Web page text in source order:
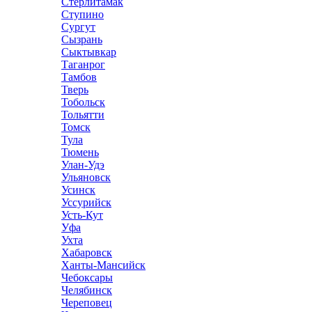
Ступино
Сургут
Сызрань
Сыктывкар
Таганрог
Тамбов
Тверь
Тобольск
Тольятти
Томск
Тула
Тюмень
Улан-Удэ
Ульяновск
Усинск
Уссурийск
Усть-Кут
Уфа
Ухта
Хабаровск
Ханты-Мансийск
Чебоксары
Челябинск
Череповец